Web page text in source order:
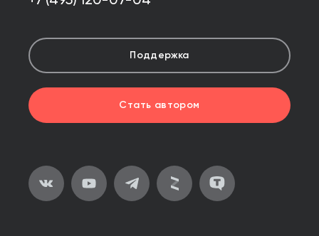
Поддержка
Стать автором